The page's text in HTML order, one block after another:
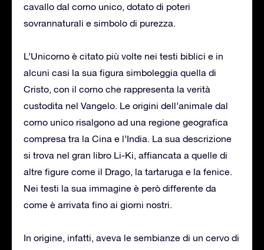
cavallo dal corno unico, dotato di poteri
sovrannaturali e simbolo di purezza.
L’Unicorno è citato più volte nei testi biblici e in
alcuni casi la sua figura simboleggia quella di
Cristo, con il corno che rappresenta la verità
custodita nel Vangelo. Le origini dell’animale dal
corno unico risalgono ad una regione geografica
compresa tra la Cina e l’India. La sua descrizione
si trova nel gran libro Li-Ki, affiancata a quelle di
altre figure come il Drago, la tartaruga e la fenice.
Nei testi la sua immagine è però differente da
come è arrivata fino ai giorni nostri.
In origine, infatti, aveva le sembianze di un cervo di